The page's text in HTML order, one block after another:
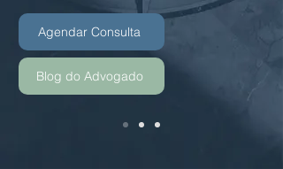
Agendar Consulta
Blog do Advogado